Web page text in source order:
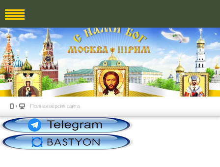
Полная версия сайта